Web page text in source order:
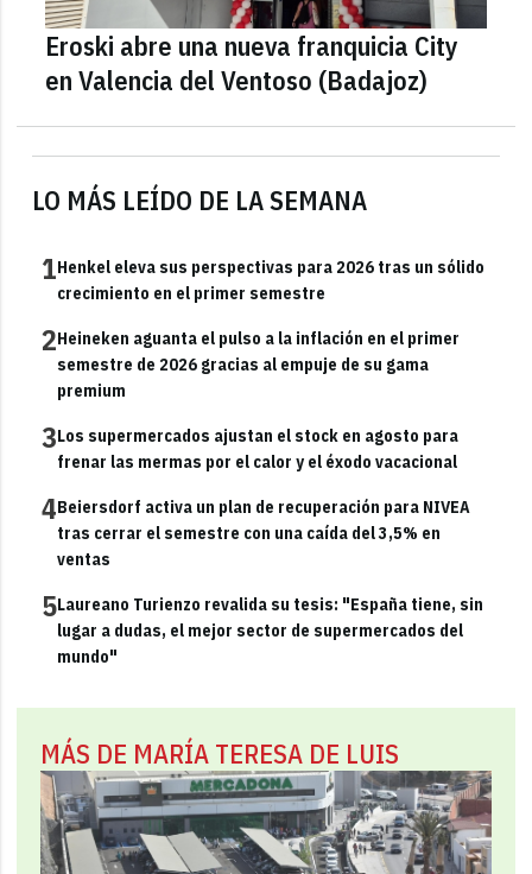
LO MÁS LEÍDO DE LA SEMANA
1Henkel eleva sus perspectivas para 2026 tras un sólido
crecimiento en el primer semestre
2Heineken aguanta el pulso a la inflación en el primer
semestre de 2026 gracias al empuje de su gama
premium
3Los supermercados ajustan el stock en agosto para
frenar las mermas por el calor y el éxodo vacacional
4Beiersdorf activa un plan de recuperación para NIVEA
tras cerrar el semestre con una caída del 3,5% en
ventas
5Laureano Turienzo revalida su tesis: "España tiene, sin
lugar a dudas, el mejor sector de supermercados del
mundo"
MÁS DE MARÍA TERESA DE LUIS
Eroski abre una nueva franquicia City
en Valencia del Ventoso (Badajoz)